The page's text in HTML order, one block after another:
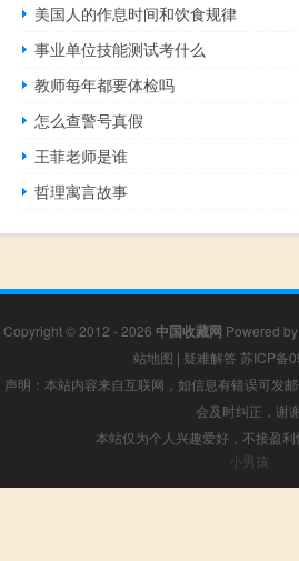
美国人的作息时间和饮食规律
事业单位技能测试考什么
教师每年都要体检吗
怎么查警号真假
王菲老师是谁
哲理寓言故事
Copyright © 2012 - 2026 中国收藏网 Powered by
站地图 | 疑难解答 苏ICP备
声明：本站内容来自互联网，如信息有错误可发
会及时纠正，谢
本站仅为个人兴趣爱好，不接盈
小男孩